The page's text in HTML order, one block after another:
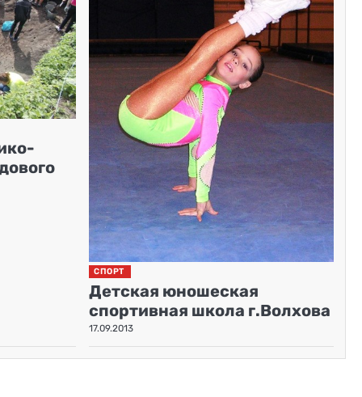
СПОРТ
Детская юношеская
спортивная школа г.Волхова
17.09.2013